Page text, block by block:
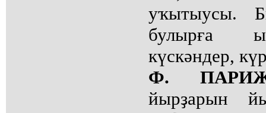
уҡытыусы.
булырға
күскәндер,
Ф.
йырҙарын